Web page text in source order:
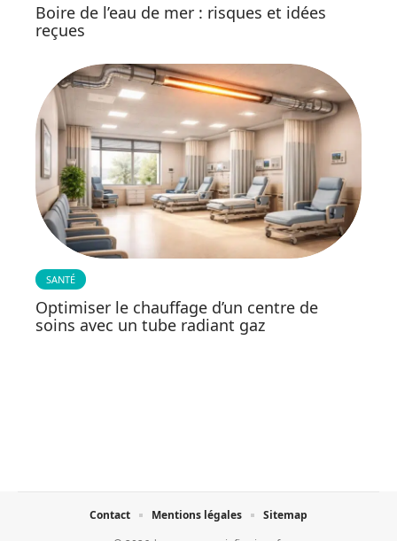
Boire de l’eau de mer : risques et idées
reçues
SANTÉ
Optimiser le chauffage d’un centre de
soins avec un tube radiant gaz
Contact Mentions légales Sitemap